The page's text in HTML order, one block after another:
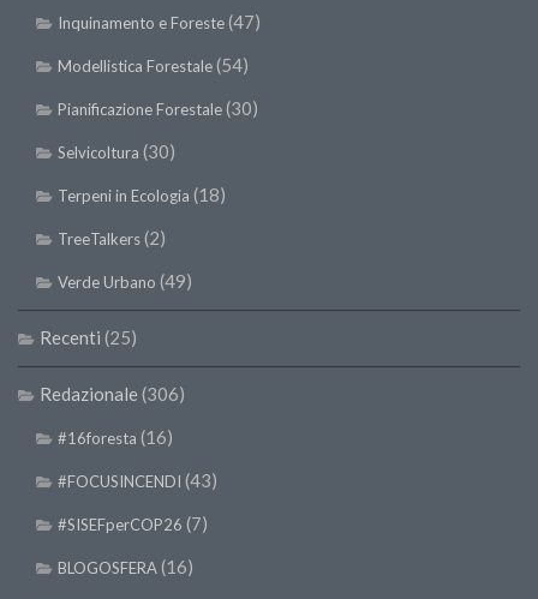
Inquinamento e Foreste(47)
Modellistica Forestale(54)
Pianificazione Forestale(30)
Selvicoltura (30)
Terpeni in Ecologia (18)
TreeTalkers(2)
Verde Urbano (49)
Recenti (25)
Redazionale (306)
#16foresta (16)
#FOCUSINCENDI (43)
#SISEFperCOP26 (7)
BLOGOSFERA(16)